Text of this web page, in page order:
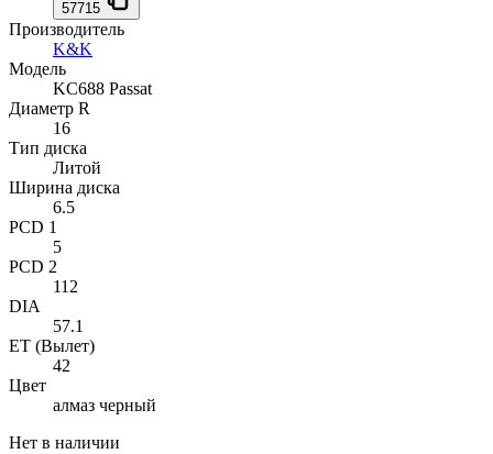
57715
Производитель
K&K
Модель
KC688 Passat
Диаметр R
16
Тип диска
Литой
Ширина диска
6.5
PCD 1
5
PCD 2
112
DIA
57.1
ET (Вылет)
42
Цвет
алмаз черный
Нет в наличии